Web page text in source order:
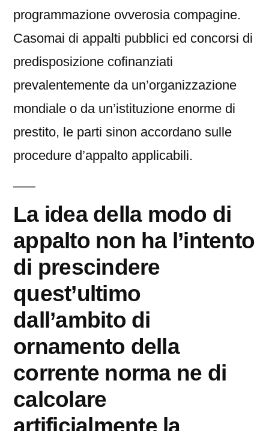
programmazione ovverosia compagine.
Casomai di appalti pubblici ed concorsi di
predisposizione cofinanziati
prevalentemente da un’organizzazione
mondiale o da un’istituzione enorme di
prestito, le parti sinon accordano sulle
procedure d’appalto applicabili.
La idea della modo di
appalto non ha l’intento
di prescindere
quest’ultimo
dall’ambito di
ornamento della
corrente norma ne di
calcolare
artificialmente la